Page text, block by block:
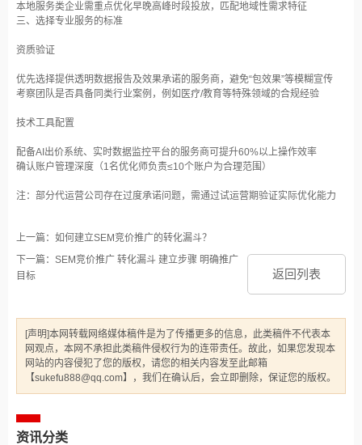
本地服务类企业需重点优化早晚高峰时段投放，匹配地域性需求特征‌
三、选择专业服务的标准
资质验证‌
优先选择提供透明数据报告及效果承诺的服务商，避免“包效果”等模糊宣传‌
考察团队是否具备同类行业案例，例如医疗/教育等特殊领域的合规经验‌
技术工具配置‌
配备AI出价系统、实时数据监控平台的服务商可提升60%以上操作效率‌
确认账户管理深度（1名优化师负责≤10个账户为合理范围）‌
注‌：部分代运营公司存在过度承诺问题，需通过试运营期验证实际优化能力
上一篇：如何建立SEM竞价推广的转化漏斗？
下一篇：SEM竞价推广 转化漏斗 建立步骤 明确推广
目标
返回列表
[声明]本网转载网络媒体稿件是为了传播更多的信息，此类稿件不代表本
网观点，本网不承担此类稿件侵权行为的连带责任。故此，如果您发现本
网站的内容侵犯了您的版权，请您的相关内容发至此邮箱
【sukefu888@qq.com】，我们在确认后，会立即删除，保证您的版权。
资讯分类